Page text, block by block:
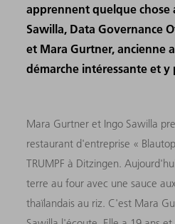
apprennent quelque chose
Sawilla, Data Governance
et Mara Gurtner, ancienne
démarche intéressante et
Mara Gurtner et Ingo Sawilla
restaurant d'entreprise «
TRUMPF à Ditzingen.
terre au four avec une sauce
thaïlandais au riz. C'est Mara